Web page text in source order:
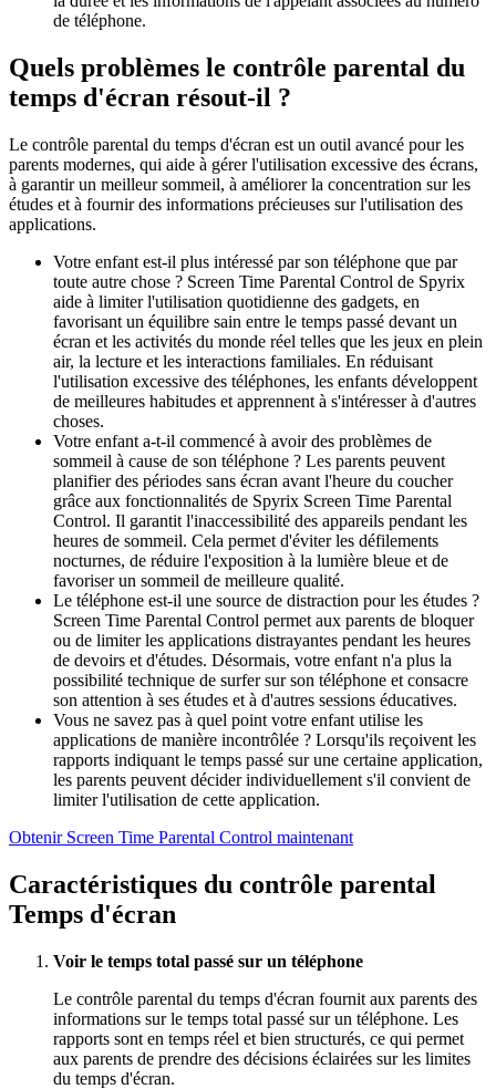
de téléphone.
Quels problèmes le contrôle parental du
temps d'écran résout-il ?
Le contrôle parental du temps d'écran est un outil avancé pour les
parents modernes, qui aide à gérer l'utilisation excessive des écrans,
à garantir un meilleur sommeil, à améliorer la concentration sur les
études et à fournir des informations précieuses sur l'utilisation des
applications.
Votre enfant est-il plus intéressé par son téléphone que par
toute autre chose ? Screen Time Parental Control de Spyrix
aide à limiter l'utilisation quotidienne des gadgets, en
favorisant un équilibre sain entre le temps passé devant un
écran et les activités du monde réel telles que les jeux en plein
air, la lecture et les interactions familiales. En réduisant
l'utilisation excessive des téléphones, les enfants développent
de meilleures habitudes et apprennent à s'intéresser à d'autres
choses.
Votre enfant a-t-il commencé à avoir des problèmes de
sommeil à cause de son téléphone ? Les parents peuvent
planifier des périodes sans écran avant l'heure du coucher
grâce aux fonctionnalités de Spyrix Screen Time Parental
Control. Il garantit l'inaccessibilité des appareils pendant les
heures de sommeil. Cela permet d'éviter les défilements
nocturnes, de réduire l'exposition à la lumière bleue et de
favoriser un sommeil de meilleure qualité.
Le téléphone est-il une source de distraction pour les études ?
Screen Time Parental Control permet aux parents de bloquer
ou de limiter les applications distrayantes pendant les heures
de devoirs et d'études. Désormais, votre enfant n'a plus la
possibilité technique de surfer sur son téléphone et consacre
son attention à ses études et à d'autres sessions éducatives.
Vous ne savez pas à quel point votre enfant utilise les
applications de manière incontrôlée ? Lorsqu'ils reçoivent les
rapports indiquant le temps passé sur une certaine application,
les parents peuvent décider individuellement s'il convient de
limiter l'utilisation de cette application.
Obtenir Screen Time Parental Control maintenant
Caractéristiques du contrôle parental
Temps d'écran
Voir le temps total passé sur un téléphone
Le contrôle parental du temps d'écran fournit aux parents des
informations sur le temps total passé sur un téléphone. Les
rapports sont en temps réel et bien structurés, ce qui permet
aux parents de prendre des décisions éclairées sur les limites
du temps d'écran.